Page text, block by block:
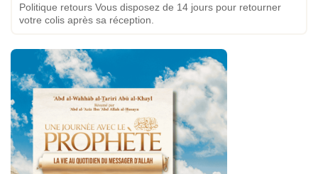
Politique retours Vous disposez de 14 jours pour retourner
votre colis après sa réception.